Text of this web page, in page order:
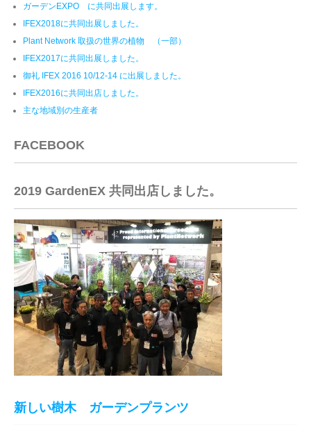
ガーデンEXPO に共同出展します。
IFEX2018に共同出展しました。
Plant Network 取扱の世界の植物 （一部）
IFEX2017に共同出展しました。
御礼 IFEX 2016 10/12-14 に出展しました。
IFEX2016に共同出店しました。
主な地域別の生産者
FACEBOOK
2019 GardenEX 共同出店しました。
新しい樹木 ガーデンプランツ